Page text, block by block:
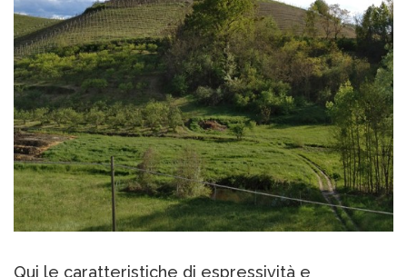
Qui le caratteristiche di espressività e